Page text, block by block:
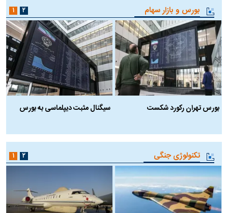
بورس و بازار سهام
بورس تهران رکورد شکست
سیگنال مثبت دیپلماسی به بورس
۱ ۲
تکنولوژی جنگی ۱ ۲